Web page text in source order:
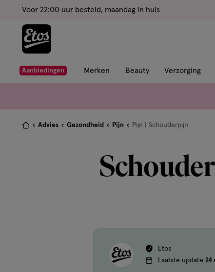
ga
de
hoofd
ga
naar
Voor 22:00 uur besteld, maandag in huis
Aanbiedingen Merken Beauty Verzorging
Je
Advies Gezondheid Pijn Pijn | Schouderpijn
Etos
Laatste update 24